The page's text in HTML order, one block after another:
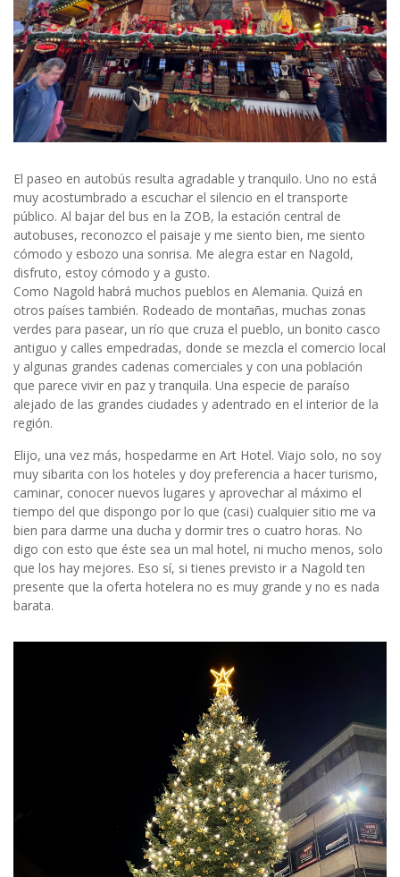
El paseo en autobús resulta agradable y tranquilo. Uno no está
muy acostumbrado a escuchar el silencio en el transporte
público. Al bajar del bus en la ZOB, la estación central de
autobuses, reconozco el paisaje y me siento bien, me siento
cómodo y esbozo una sonrisa. Me alegra estar en Nagold,
disfruto, estoy cómodo y a gusto.
Como Nagold habrá muchos pueblos en Alemania. Quizá en
otros países también. Rodeado de montañas, muchas zonas
verdes para pasear, un río que cruza el pueblo, un bonito casco
antiguo y calles empedradas, donde se mezcla el comercio local
y algunas grandes cadenas comerciales y con una población
que parece vivir en paz y tranquila. Una especie de paraíso
alejado de las grandes ciudades y adentrado en el interior de la
región.
Elijo, una vez más, hospedarme en Art Hotel. Viajo solo, no soy
muy sibarita con los hoteles y doy preferencia a hacer turismo,
caminar, conocer nuevos lugares y aprovechar al máximo el
tiempo del que dispongo por lo que (casi) cualquier sitio me va
bien para darme una ducha y dormir tres o cuatro horas. No
digo con esto que éste sea un mal hotel, ni mucho menos, solo
que los hay mejores. Eso sí, si tienes previsto ir a Nagold ten
presente que la oferta hotelera no es muy grande y no es nada
barata.